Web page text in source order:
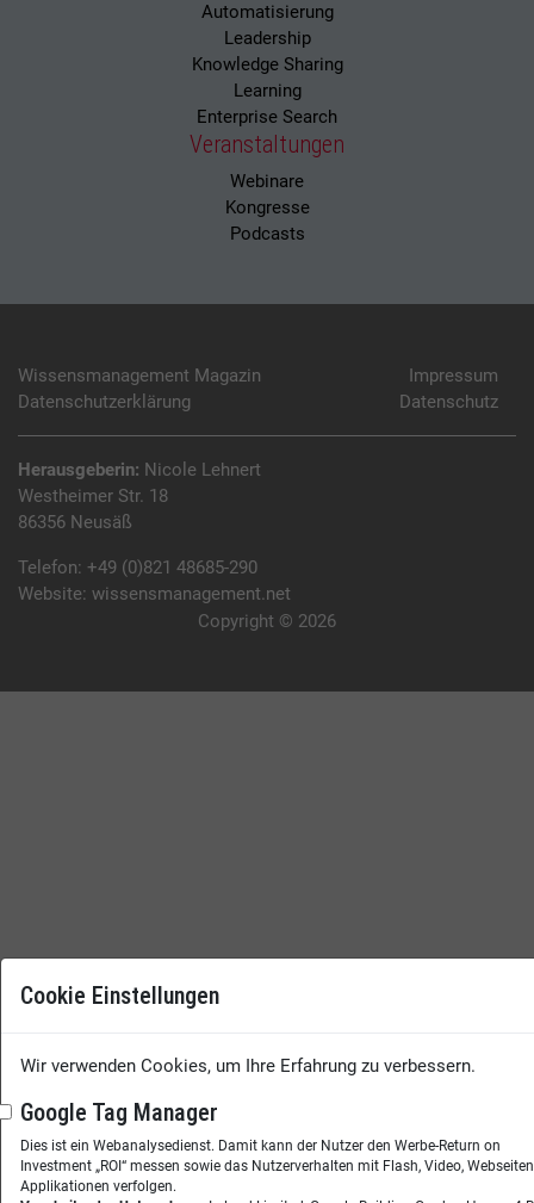
Automatisierung
Leadership
Knowledge Sharing
Learning
Enterprise Search
Veranstaltungen
Webinare
Kongresse
Podcasts
Wissensmanagement Magazin
Impressum
Datenschutzerklärung
Datenschutz
Herausgeberin: Nicole Lehnert
Westheimer Str. 18
86356 Neusäß
Telefon: +49 (0)821 48685-290
Website: wissensmanagement.net
Copyright © 2026
Cookie Einstellungen
Wir verwenden Cookies, um Ihre Erfahrung zu verbessern.
Google Tag Manager
Dies ist ein Webanalysedienst. Damit kann der Nutzer den Werbe-Return on
Investment „ROI“ messen sowie das Nutzerverhalten mit Flash, Video,
Applikationen verfolgen.